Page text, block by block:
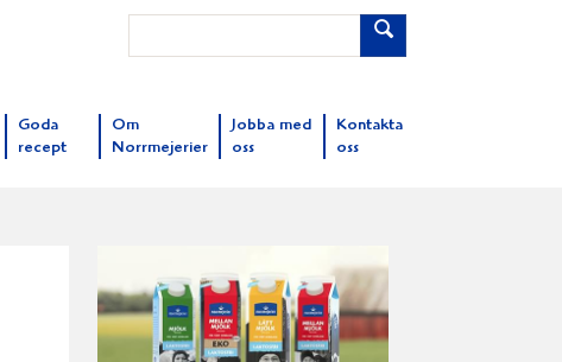
Goda
recept
Om
Norrmejerier
Jobba med
oss
Kontakta
oss